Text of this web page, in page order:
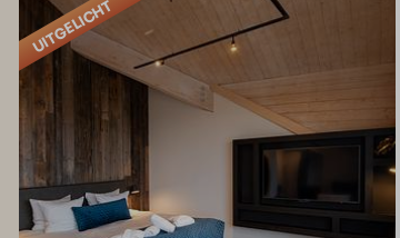
UITGELICHT